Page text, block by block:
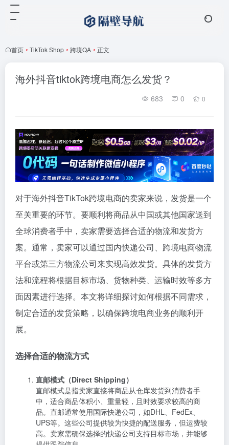
首页 • TikTok Shop • 跨境QA • 正文
海外抖音tiktok跨境电商怎么发货？
683 0 0
对于海外抖音TikTok跨境电商的卖家来说，发货是一个
至关重要的环节。要顺利将商品从中国或其他国家送到
全球消费者手中，卖家需要选择合适的物流和发货方
案。通常，卖家可以通过国内快递公司、跨境电商物流
平台或第三方物流公司来实现高效发货。具体的发货方
法和流程将根据目标市场、货物种类、运输时效等多方
面因素进行选择。本文将详细探讨如何根据不同需求，
制定合适的发货策略，以确保跨境电商业务的顺利开
展。
选择合适的物流方式
直邮模式（Direct Shipping）
直邮模式是指卖家直接将商品从仓库发货到消费者手
中，适合商品体积小、重量轻，且时效要求较高的商
品。直邮通常使用国际快递公司，如DHL、FedEx、
UPS等。这些公司提供较为快捷的配送服务，但运费较
高。卖家需确保选择的快递公司支持目标市场，并能够